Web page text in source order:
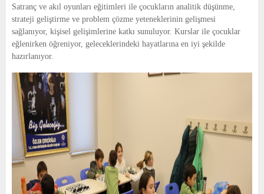
Satranç ve akıl oyunları eğitimleri ile çocukların analitik düşünme,
strateji geliştirme ve problem çözme yeteneklerinin gelişmesi
sağlanıyor, kişisel gelişimlerine katkı sunuluyor. Kurslar ile çocuklar
eğlenirken öğreniyor, geleceklerindeki hayatlarına en iyi şekilde
hazırlanıyor.